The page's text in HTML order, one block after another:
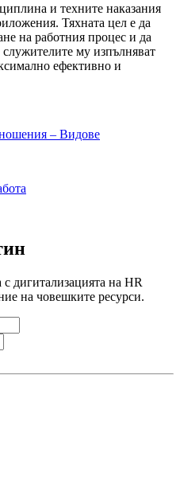
и техните наказания
Тяхната цел е да
на работния процес и да
служителите му изпълняват
ефективно и
– Видове
дигитализацията на HR
на човешките ресурси.